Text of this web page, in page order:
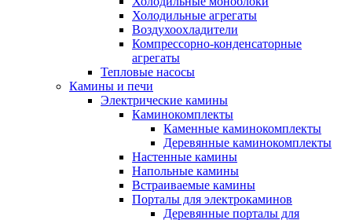
Холодильные агрегаты
Воздухоохладители
Компрессорно-конденсаторные
агрегаты
Тепловые насосы
Камины и печи
Электрические камины
Каминокомплекты
Каменные каминокомплекты
Деревянные каминокомплекты
Настенные камины
Напольные камины
Встраиваемые камины
Порталы для электрокаминов
Деревянные порталы для